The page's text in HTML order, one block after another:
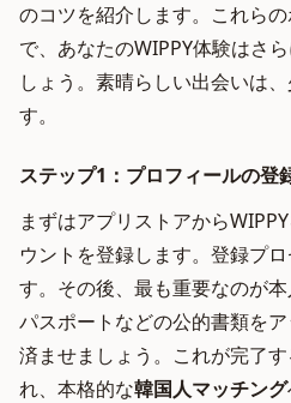
のコツを紹介します。これら
で、あなたのWIPPY体験はさ
しょう。素晴らしい出会いは
す。
ステップ1：プロフィールの登
まずはアプリストアから
ウントを登録します。登録プ
す。その後、最も重要なのが
パスポートなどの公的書類を
済ませましょう。これが完了
れ、本格的な韓国人マッチング